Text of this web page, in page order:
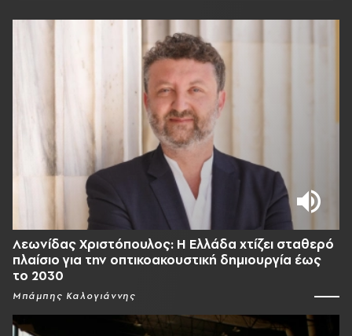
Λεωνίδας Χριστόπουλος: Η Ελλάδα χτίζει σταθερό
πλαίσιο για την οπτικοακουστική δημιουργία έως
το 2030
Μπάμπης Καλογιάννης